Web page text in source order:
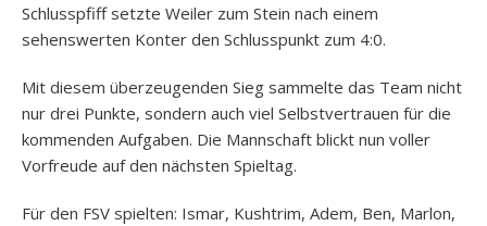
Schlusspfiff setzte Weiler zum Stein nach einem
sehenswerten Konter den Schlusspunkt zum 4:0.
Mit diesem überzeugenden Sieg sammelte das Team nicht
nur drei Punkte, sondern auch viel Selbstvertrauen für die
kommenden Aufgaben. Die Mannschaft blickt nun voller
Vorfreude auf den nächsten Spieltag.
Für den FSV spielten: Ismar, Kushtrim, Adem, Ben, Marlon,